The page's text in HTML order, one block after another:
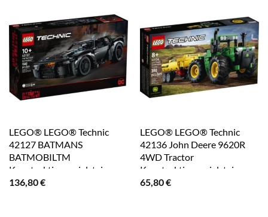
LEGO® LEGO® Technic
42127 BATMANS
BATMOBILTM
Konstruktionsspielsteine,
(1360 St)
136,80€
LEGO® LEGO® Technic
42136 John Deere 9620R
4WD Tractor
Konstruktionsspielsteine,
(390 St)
65,80€